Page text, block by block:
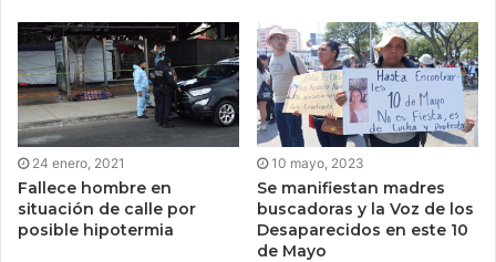
24 enero, 2021
Fallece hombre en
situación de calle por
posible hipotermia
10 mayo, 2023
Se manifiestan madres
buscadoras y la Voz de los
Desaparecidos en este 10
de Mayo